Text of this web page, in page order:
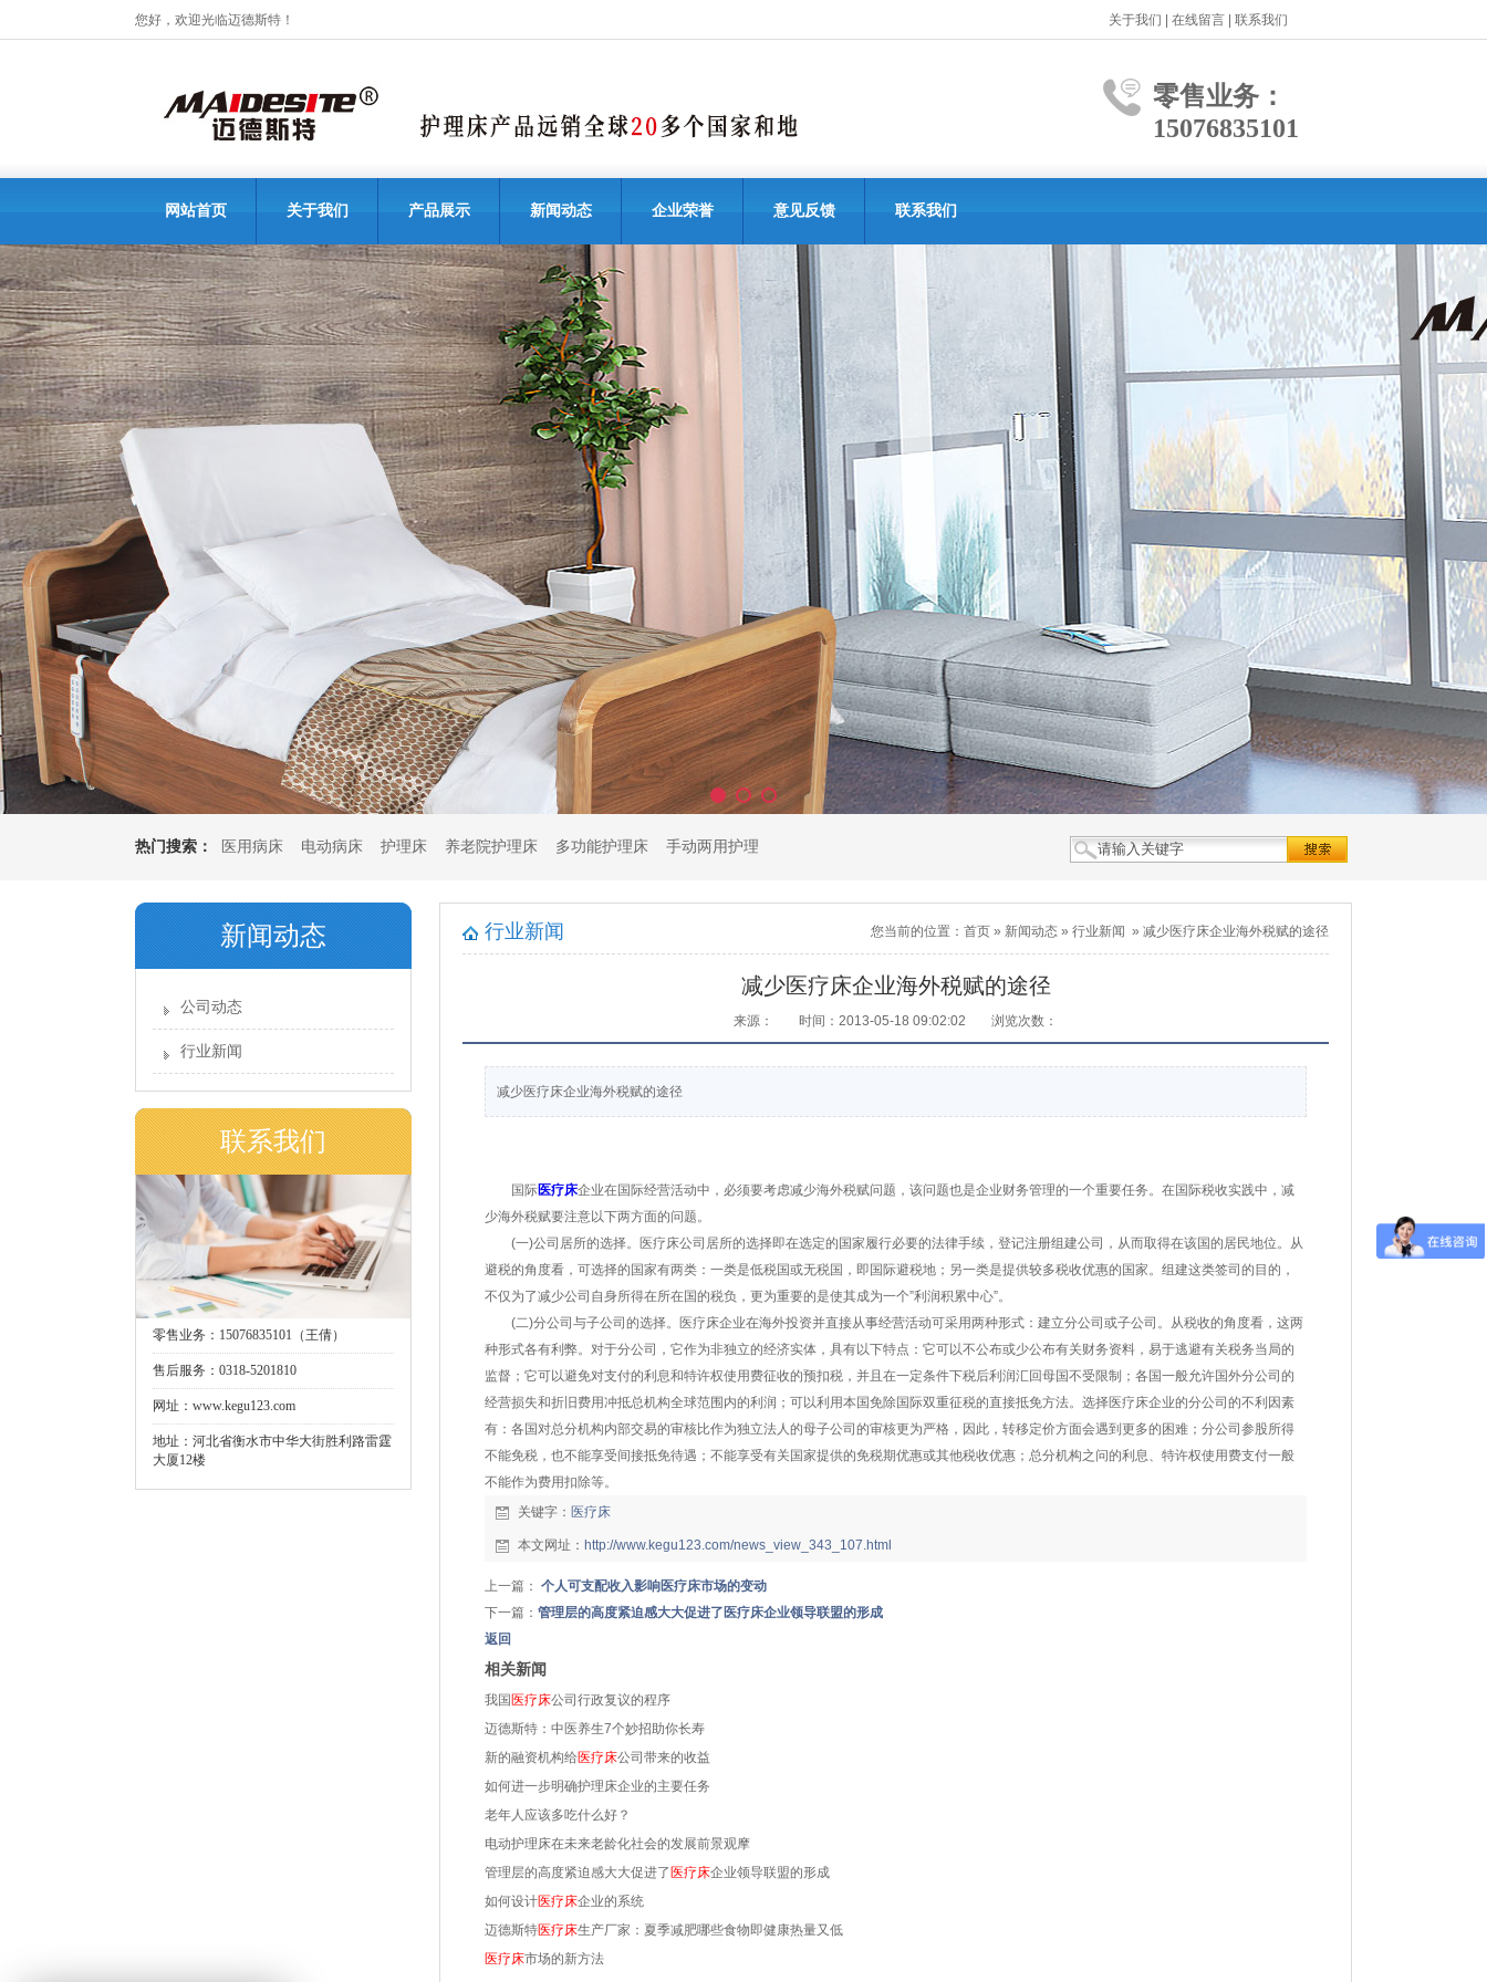
您好，欢迎光临迈德斯特！ 关于我们 在线留言 联系我们
零售业务：
15076835101
网站首页 关于我们 产品展示 新闻动态 企业荣誉 意见反馈 联系我们
热门搜索： 医用病床 电动病床 护理床 养老院护理床 多功能护理床 手动两用护理床
垫 多功能坐垫
新闻动态
公司动态
行业新闻
联系我们
零售业务：15076835101（王倩）
售后服务：0318-5201810
网址：www.kegu123.com
地址：河北省衡水市中华大街胜利路雷霆
大厦12楼
行业新闻 您当前的位置： 首页 » 新闻动态 » 行业新闻 » 减少医疗床企业海外税赋的途径
减少医疗床企业海外税赋的途径
来源： 时间：2013-05-18 09:02:02 浏览次数：
减少医疗床企业海外税赋的途径
国际医疗床企业在国际经营活动中，必须要考虑减少海外税赋问题，该问题也是企业财务管理的一个重要任务。在国际税收实践中，减
少海外税赋要注意以下两方面的问题。
(一)公司居所的选择。医疗床公司居所的选择即在选定的国家履行必要的法律手续，登记注册组建公司，从而取得在该国的居民地位。从
避税的角度看，可选择的国家有两类：一类是低税国或无税国，即国际避税地；另一类是提供较多税收优惠的国家。组建这类签司的目的，
不仅为了减少公司自身所得在所在国的税负，更为重要的是使其成为一个”利润积累中心”。
(二)分公司与子公司的选择。医疗床企业在海外投资并直接从事经营活动可采用两种形式：建立分公司或子公司。从税收的角度看，这两
种形式各有利弊。对于分公司，它作为非独立的经济实体，具有以下特点：它可以不公布或少公布有关财务资料，易于逃避有关税务当局的
监督；它可以避免对支付的利息和特许权使用费征收的预扣税，并且在一定条件下税后利润汇回母国不受限制；各国一般允许国外分公司的
经营损失和折旧费用冲抵总机构全球范围内的利润；可以利用本国免除国际双重征税的直接抵免方法。选择医疗床企业的分公司的不利因素
有：各国对总分机构内部交易的审核比作为独立法人的母子公司的审核更为严格，因此，转移定价方面会遇到更多的困难；分公司参股所得
不能免税，也不能享受间接抵免待遇；不能享受有关国家提供的免税期优惠或其他税收优惠；总分机构之问的利息、特许权使用费支付一般
不能作为费用扣除等。
关键字： 医疗床
本文网址： http://www.kegu123.com/news_view_343_107.html
上一篇： 个人可支配收入影响医疗床市场的变动
下一篇： 管理层的高度紧迫感大大促进了医疗床企业领导联盟的形成
返回
相关新闻
我国 医疗床公司行政复议的程序
迈德斯特：中医养生7个妙招助你长寿
新的融资机构给医疗床公司带来的收益
如何进一步明确护理床企业的主要任务
老年人应该多吃什么好？
电动护理床在未来老龄化社会的发展前景观摩
管理层的高度紧迫感大大促进了 医疗床企业领导联盟的形成
如何设计医疗床企业的系统
迈德斯特医疗床生产厂家：夏季减肥哪些食物即健康热量又低
医疗床市场的新方法